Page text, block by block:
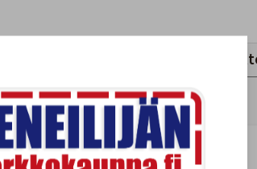
Viimeksi katsotut